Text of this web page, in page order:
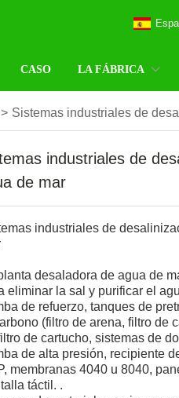
CASO LA FÁBRICA
> Sistemas industriales de
industriales de
de mar
industriales de
desaladora de agua de
eliminar la sal y purificar el
de refuerzo, tanques de
(filtro de arena, filtro de
de cartucho, sistemas de
de alta presión, recipiente
membranas 4040 u 8040,
táctil. .